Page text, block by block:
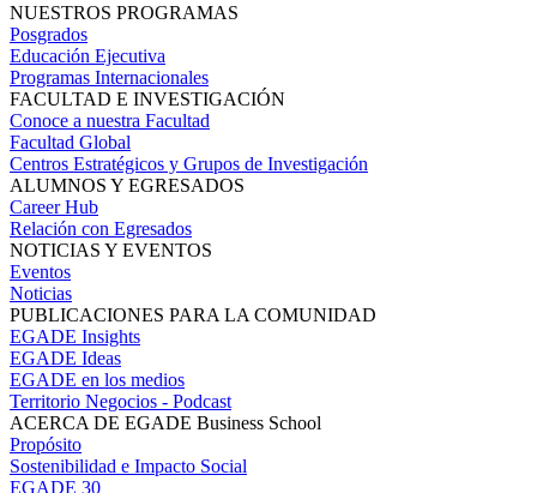
NUESTROS PROGRAMAS
Posgrados
Educación Ejecutiva
Programas Internacionales
FACULTAD E INVESTIGACIÓN
Conoce a nuestra Facultad
Facultad Global
Centros Estratégicos y Grupos de Investigación
ALUMNOS Y EGRESADOS
Career Hub
Relación con Egresados
NOTICIAS Y EVENTOS
Eventos
Noticias
PUBLICACIONES PARA LA COMUNIDAD
EGADE Insights
EGADE Ideas
EGADE en los medios
Territorio Negocios - Podcast
ACERCA DE EGADE Business School
Propósito
Sostenibilidad e Impacto Social
EGADE 30